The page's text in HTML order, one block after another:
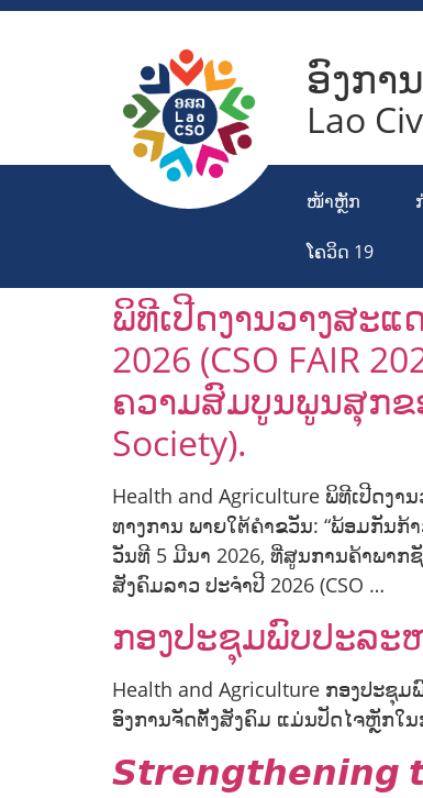
ອົງກາ
Lao
ໜ້າຫຼັກ
ໂຄວິດ 19
ພິທີເປີດງານວາງສະ
2026 (CSO FAIR
ຄວາມສົມບູນພູນສຸກຂ
Society).
Health and Agriculture ພິທີເປີດງາ
ທາງການ ພາຍໃຕ້ຄຳຂວັນ: “ພ້ອມກັນກ້
ວັນທີ 5 ມີນາ 2026, ທີ່ສູນການຄ້າພາກ
ສັງຄົມລາວ ປະຈຳປີ 2026 (CSO …
ກອງປະຊຸມພົບປະລະ
Health and Agriculture ກອງປະຊຸ
ອົງການຈັດຕັ້ງສັງຄົມ ແມ່ນປັດໄຈຫຼັກໃນ
𝙎𝙩𝙧𝙚𝙣𝙜𝙩𝙝𝙚𝙣𝙞𝙣𝙜